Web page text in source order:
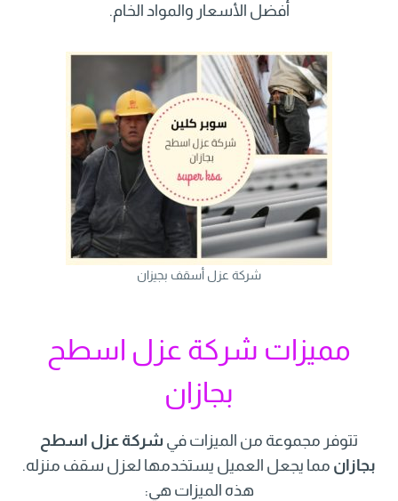
أفضل الأسعار والمواد الخام.
شركة عزل أسقف بجيزان
مميزات شركة عزل اسطح
بجازان
تتوفر مجموعة من الميزات في شركة عزل اسطح
بجازان مما يجعل العميل يستخدمها لعزل سقف منزله.
هذه الميزات هي: